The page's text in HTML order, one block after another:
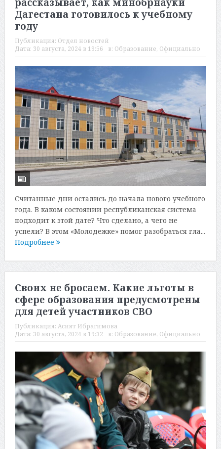
Дагестана готовилось к учебному
году
Публикация: Отдел новостей
Дата: 30 августа, 2024 в 19:56 в: Образование, Официально
Считанные дни остались до начала нового учебного
года. В каком состоянии республиканская система
подходит к этой дате? Что сделано, а чего не
успели? В этом «Молодежке» помог разобраться гла...
Подробнее
Своих не бросаем. Какие льготы в
сфере образования предусмотрены
для детей участников СВО
Публикация: Асият Ибрагимова
Дата: 30 августа, 2024 в 19:32 в: Образование, Официально